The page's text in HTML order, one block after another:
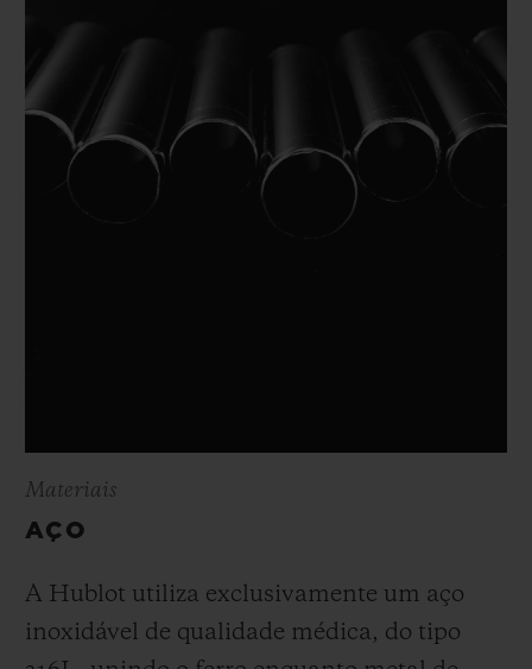
Materiais
AÇO
A Hublot utiliza exclusivamente um aço
inoxidável de qualidade médica, do tipo